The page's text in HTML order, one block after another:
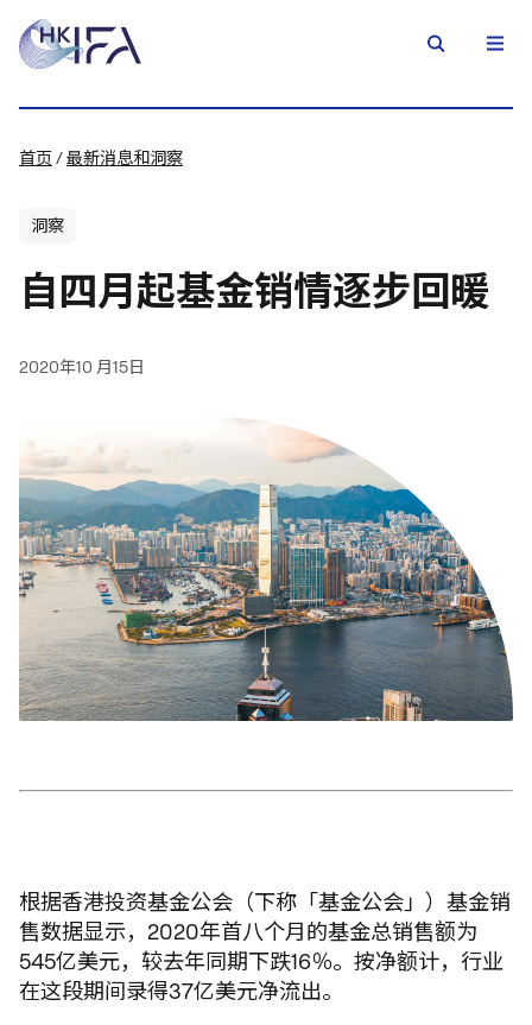
首页/最新消息和洞察
洞察
自四月起基金销情逐步回暖
2020年10 月15日
根据香港投资基金公会（下称「基金公会」）基金销
售数据显示，2020年首八个月的基金总销售额为
545亿美元，较去年同期下跌16％。按净额计，行业
在这段期间录得37亿美元净流出。